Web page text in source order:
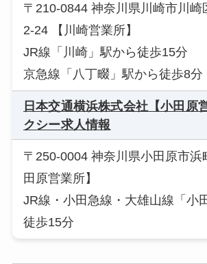
〒210-0844 神奈川県川崎市川崎
2-24 【川崎営業所】
JR線「川崎」駅から徒歩15分
京急線「八丁畷」駅から徒歩8分
日本交通横浜株式会社【小田原
クシー求人情報
〒250-0004 神奈川県小田原市浜
田原営業所】
JR線・小田急線・大雄山線「小
徒歩15分